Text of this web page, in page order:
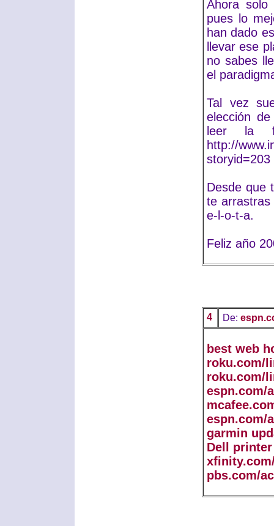
Ahora
pues lo
han dado
llevar ese
no sabes
el
Tal vez
elección
leer la
http://
storyid=203
Desde que
te arrastras
e-l-o-t-a.
Feliz año
4 De:
best web
roku.com/
roku.com/
espn.com/
espn.com/
garmin
Dell
pbs.com/